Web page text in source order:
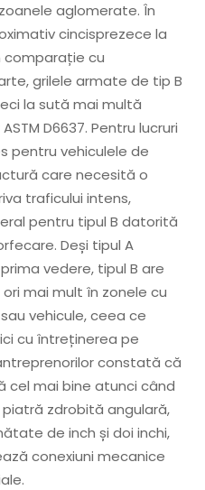
aglomerate. În
cincisprezece la
comparație cu
grilele armate de tip B
la sută mai multă
D6637. Pentru lucruri
pentru vehiculele de
care necesită o
traficului intens,
pentru tipul B datorită
Deși tipul A
vedere, tipul B are
mai mult în zonele cu
vehicule, ceea ce
cu întreținerea pe
constată că
cel mai bine atunci când
zdrobită angulară,
de inch și doi inchi,
conexiuni mecanice